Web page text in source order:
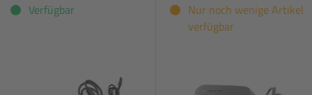
Verfügbar
Nur noch wenige Artikel
verfügbar